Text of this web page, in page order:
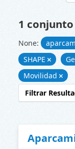
1
None:
SHAPE
Movilidad
Filtrar